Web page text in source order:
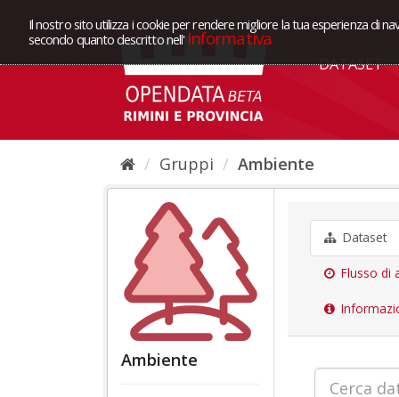
Il nostro sito utilizza i cookie per rendere migliore la tua esperienza di
secondo quanto descritto nell' Informativa
DATASET
Gruppi Ambiente
Ambiente
Dataset
Flusso di